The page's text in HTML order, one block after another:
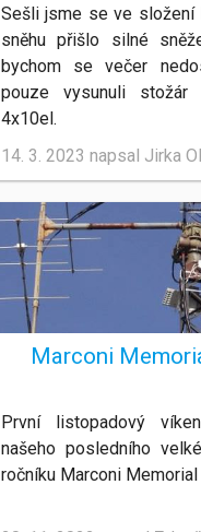
Sešli jsme se ve
sněhu přišlo silné
bychom se večer
pouze vysunuli stožár
4x10el.
14. 3. 2023 napsal Jirka
Marconi
První listopadový
našeho posledního
ročníku Marconi Memorial